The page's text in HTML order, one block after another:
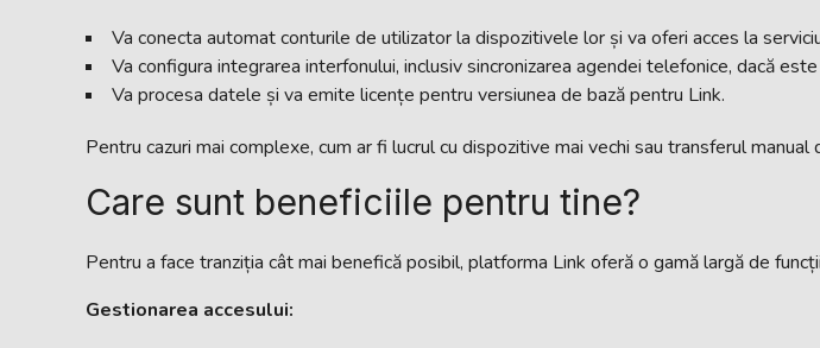
Va conecta automat conturile de utilizator la dispozitivele lor și va oferi acces la
Va configura integrarea interfonului, inclusiv sincronizarea agendei telefonice, dacă
Va procesa datele și va emite licențe pentru versiunea de bază pentru Link.
Pentru cazuri mai complexe, cum ar fi lucrul cu dispozitive mai vechi sau transferul
Care sunt beneficiile pentru tine?
Pentru a face tranziția cât mai benefică posibil, platforma Link oferă o gamă largă de
Gestionarea accesului: